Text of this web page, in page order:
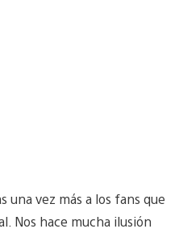
una vez más a los fans que
Nos hace mucha ilusión